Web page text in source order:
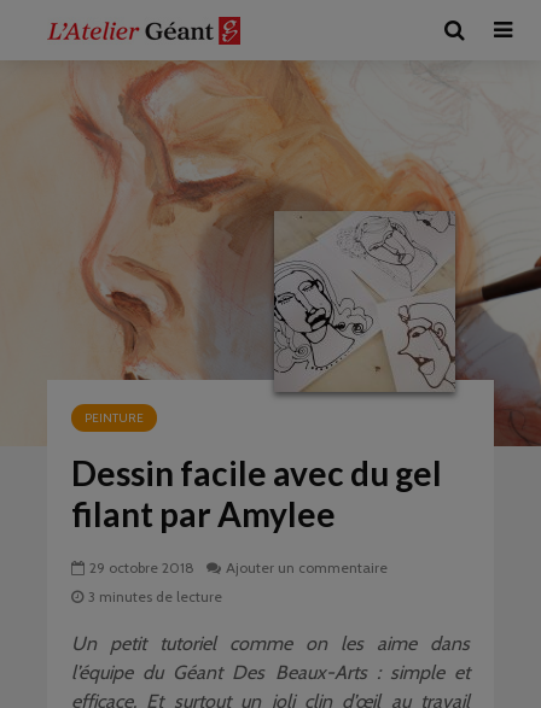
PEINTURE
Dessin facile avec du gel
filant par Amylee
29 octobre 2018
Ajouter un commentaire
3 minutes de lecture
Un petit tutoriel comme on les aime dans
l’équipe du Géant Des Beaux-Arts : simple et
efficace. Et surtout un joli clin d’œil au travail